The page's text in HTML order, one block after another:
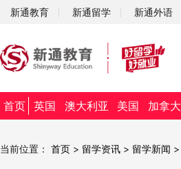
新通教育 新通留学 新通外语
首页 英国 澳大利亚 美国 加拿大
当前位置： 首页 > 留学资讯 > 留学新闻 >